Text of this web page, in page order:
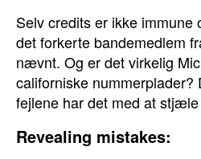
Selv credits er ikke immune
det forkerte bandemedlem
nævnt. Og er det virkelig
californiske nummerplader?
fejlene har det med at
Revealing mistakes: